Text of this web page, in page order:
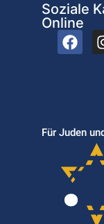
Soziale
Online
Für Juden